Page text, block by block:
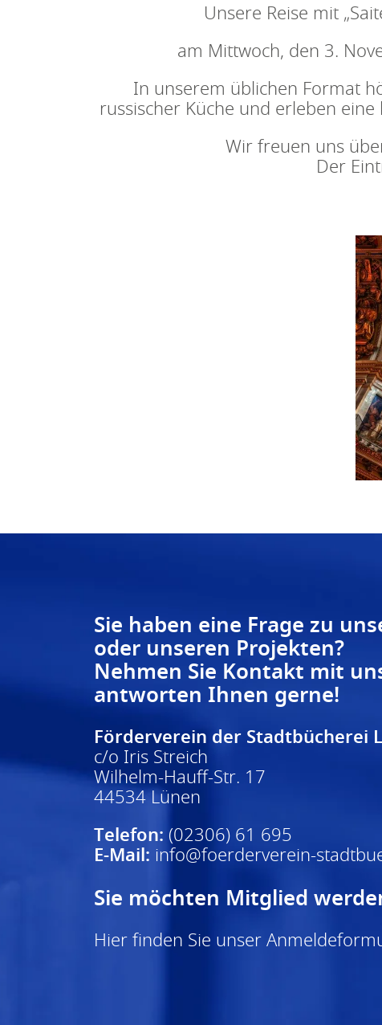
Unsere Reise mit
am Mittwoch, den 3.
In unserem üblichen Format
russischer Küche und erleben
Wir freuen uns
Der
Sie haben eine Frage zu
oder unseren Projekten?
Nehmen Sie Kontakt mit
antworten Ihnen gerne!
Förderverein der Stadtbücherei
c/o Iris Streich
Wilhelm-Hauff-Str. 17
44534 Lünen
Telefon: (02306) 61 695
E-Mail: info@foerderverein-
Sie möchten Mitglied
Hier finden Sie unser